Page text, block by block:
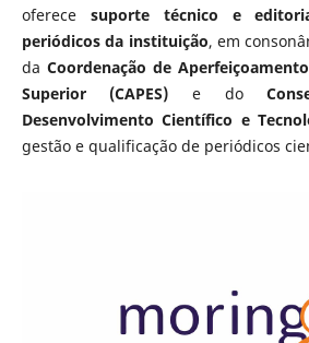
oferece suporte técnico e
periódicos da instituição, em
da Coordenação de
Superior (CAPES) e do
Desenvolvimento Científico e
gestão e qualificação de periódicos